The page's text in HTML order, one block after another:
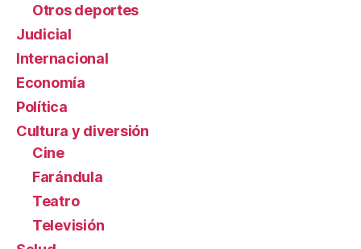
Otros deportes
Judicial
Internacional
Economía
Política
Cultura y diversión
Cine
Farándula
Teatro
Televisión